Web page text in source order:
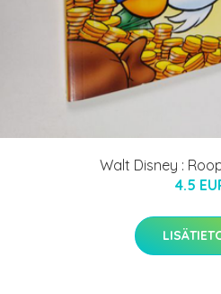
Walt Disney :
4.5